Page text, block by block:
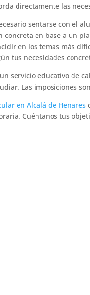
directamente las
sentarse con el
en base a un
en los temas más
tus necesidades
servicio educativo de
Las imposiciones
en Alcalá de Henares
Cuéntanos tus